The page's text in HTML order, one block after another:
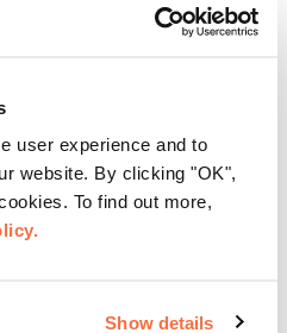
user experience and to
website. By clicking "OK",
To find out more,
Show details